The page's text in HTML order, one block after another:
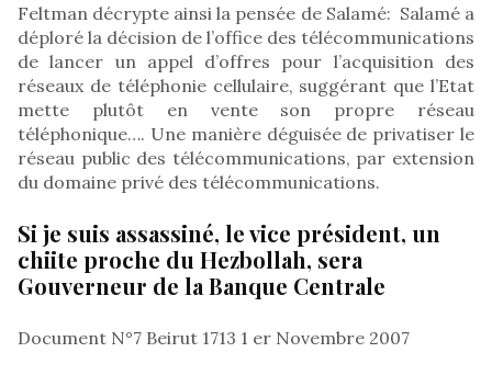
Feltman décrypte ainsi la pensée de Salamé: Salamé a
déploré la décision de l’office des télécommunications
de lancer un appel d’offres pour l’acquisition des
réseaux de téléphonie cellulaire, suggérant que l’Etat
mette plutôt en vente son propre réseau
téléphonique…. Une manière déguisée de privatiser le
réseau public des télécommunications, par extension
du domaine privé des télécommunications.
Si je suis assassiné, le vice président, un
chiite proche du Hezbollah, sera
Gouverneur de la Banque Centrale
Document N°7 Beirut 1713 1 er Novembre 2007